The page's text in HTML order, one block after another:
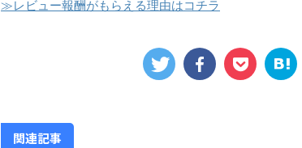
≫レビュー報酬がもらえる理由はコチラ
関連記事